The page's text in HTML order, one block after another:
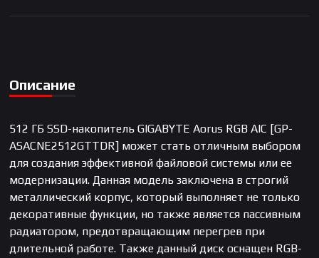
Описание
512 ГБ SSD-накопитель GIGABYTE Aorus RGB AIC [GP-
ASACNE2512GTTDR] может стать отличным выбором
для создания эффективной файловой системы или ее
модернизации. Данная модель заключена в строгий
металлический корпус, который выполняет не только
декоративные функции, но также является пассивным
радиатором, предотвращающим перегрев при
длительной работе. Также данный диск оснащен RGB-